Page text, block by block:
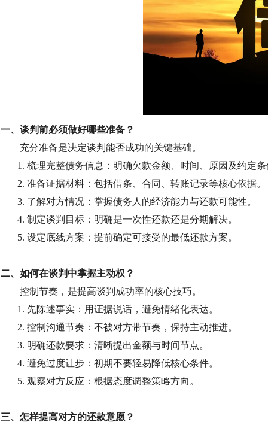
一、谈判前必须做好哪些准备？
充分准备是决定谈判能否成功的关键基础。
1. 梳理完整债务信息：明确欠款金额、时间、原因及约定条
2. 准备证据材料：包括借条、合同、转账记录等核心依据。
3. 了解对方情况：掌握债务人的经济能力与还款可能性。
4. 制定谈判目标：明确是一次性还款还是分期解决。
5. 设定底线方案：提前确定可接受的最低还款方案。
二、如何在谈判中掌握主动权？
控制节奏，是提高谈判成功率的核心技巧。
1. 先陈述事实：用证据说话，避免情绪化表达。
2. 控制沟通节奏：不被对方带节奏，保持主动推进。
3. 明确还款要求：清晰提出金额与时间节点。
4. 避免过度让步：初期不要轻易降低核心条件。
5. 观察对方反应：根据态度调整策略方向。
三、怎样提高对方的还款意愿？